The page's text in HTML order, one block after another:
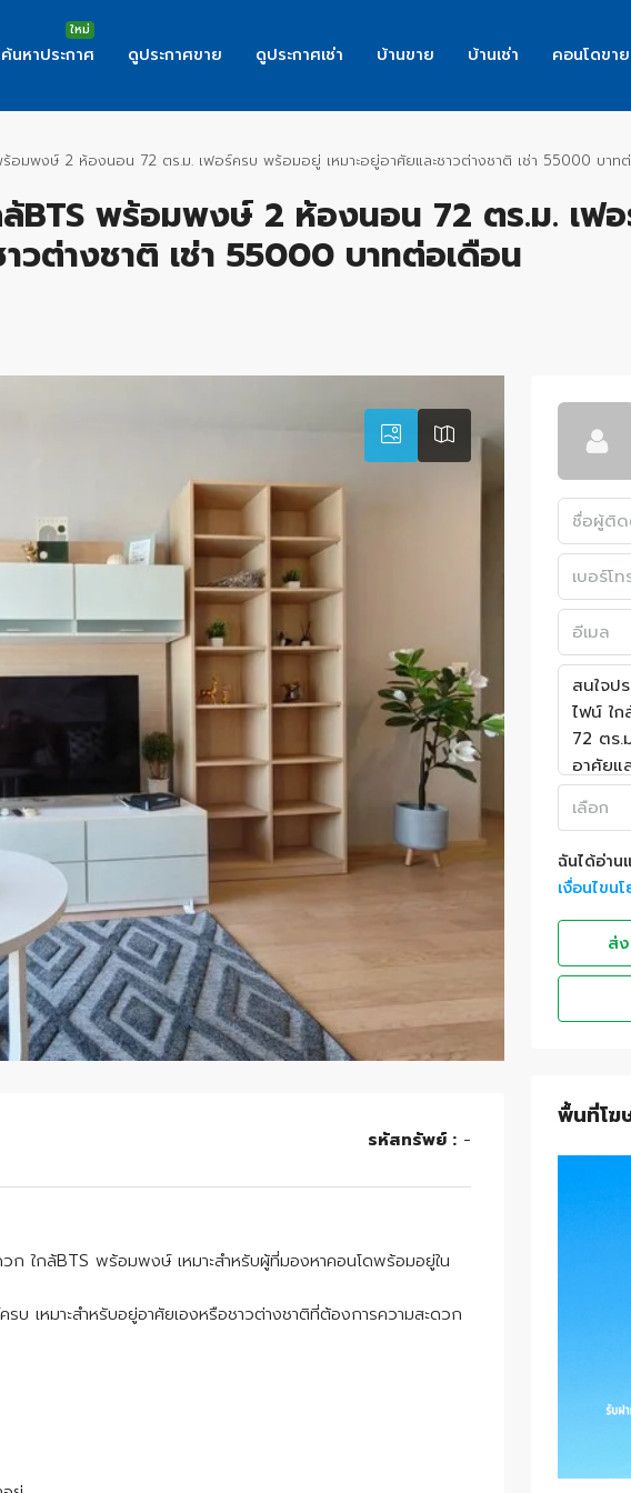
ค้นหาประกาศ ดูประกาศขาย ดูประกาศเช่า บ้านขาย บ้านเช่า คอนโดขาย
ร้อมพงษ์ 2 ห้องนอน 72 ตร.ม. เฟอร์ครบ พร้อมอยู่ เหมาะอยู่อาศัยและชาวต่างชาติ เช่า 55000 บาท
ล้BTS พร้อมพงษ์ 2 ห้องนอน 72 ตร.ม. เฟ
วต่างชาติ เช่า 55000 บาทต่อเดือน
รหัสทรัพย์ : -
วก ใกล้BTS พร้อมพงษ์ เหมาะสำหรับผู้ที่มองหาคอนโดพร้อมอยู่ใน
เหมาะสำหรับอยู่อาศัยเองหรือชาวต่างชาติที่ต้องการความสะดวก
เลือก
ฉันได้อ่าน
เงื่อนไขน
ส่
พื้นที่โฆ